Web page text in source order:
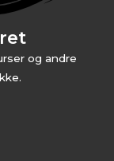
og andre